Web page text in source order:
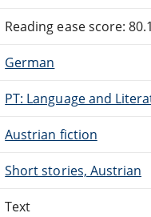
Reading ease score:
German
PT: Language and
Austrian fiction
Short stories, Austrian
Text